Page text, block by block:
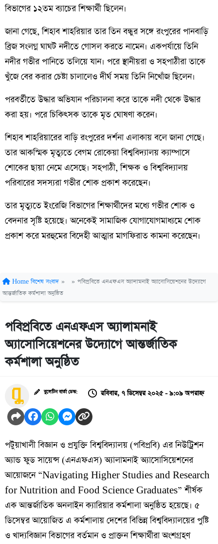
বিভাগের ১২তম ব্যাচের শিক্ষার্থী ছিলেন।
জানা গেছে, শিহাব শাহরিয়ার তার তিন বন্ধুর সঙ্গে রংপুরের পানবাড়ি
ব্রিজ সংলগ্ন ঘাঘট নদীতে গোসল করতে নামেন। একপর্যায়ে তিনি
নদীর গভীর পানিতে তলিয়ে যান। পরে স্থানীয়রা ও সহপাঠীরা তাকে
খুঁজে বের করার চেষ্টা চালালেও দীর্ঘ সময় তিনি নিখোঁজ ছিলেন।
পরবর্তীতে উদ্ধার অভিযান পরিচালনা করে তাকে নদী থেকে উদ্ধার
করা হয়। পরে চিকিৎসক তাকে মৃত ঘোষণা করেন।
শিহাব শাহরিয়ারের বাড়ি রংপুরের দর্শনা এলাকায় বলে জানা গেছে।
তার আকস্মিক মৃত্যুতে বেগম রোকেয়া বিশ্ববিদ্যালয় ক্যাম্পাসে
শোকের ছায়া নেমে এসেছে। সহপাঠী, শিক্ষক ও বিশ্ববিদ্যালয়
পরিবারের সদস্যরা গভীর শোক প্রকাশ করেছেন।
তার মৃত্যুতে ইংরেজি বিভাগের শিক্ষার্থীদের মধ্যে গভীর শোক ও
বেদনার সৃষ্টি হয়েছে। অনেকেই সামাজিক যোগাযোগমাধ্যমে শোক
প্রকাশ করে মরহুমের বিদেহী আত্মার মাগফিরাত কামনা করেছেন।
Home বিশেষ সংবাদ » » পবিপ্রবিতে এনএফএস অ্যালামনাই অ্যাসোসিয়েশনের উদ্যোগে
আন্তর্জাতিক কর্মশালা অনুষ্ঠিত
পবিপ্রবিতে এনএফএস অ্যালামনাই
অ্যাসোসিয়েশনের উদ্যোগে আন্তর্জাতিক
কর্মশালা অনুষ্ঠিত
বুলেটিন বার্তা ডেস্ক: রবিবার, ৭ ডিসেম্বর ২০২৫ - ৯:০৯ অপরাহ্ন
পটুয়াখালী বিজ্ঞান ও প্রযুক্তি বিশ্ববিদ্যালয় (পবিপ্রবি) এর নিউট্রিশন
অ্যান্ড ফুড সায়েন্স (এনএফএস) অ্যালামনাই অ্যাসোসিয়েশনের
আয়োজনে “Navigating Higher Studies and Research
for Nutrition and Food Science Graduates” শীর্ষক
এক আন্তর্জাতিক অনলাইন ক্যারিয়ার কর্মশালা অনুষ্ঠিত হয়েছে। ৫
ডিসেম্বর আয়োজিত এ কর্মশালায় দেশের বিভিন্ন বিশ্ববিদ্যালয়ের পুষ্টি
ও খাদ্যবিজ্ঞান বিভাগের বর্তমান ও প্রাক্তন শিক্ষার্থীরা অংশগ্রহণ